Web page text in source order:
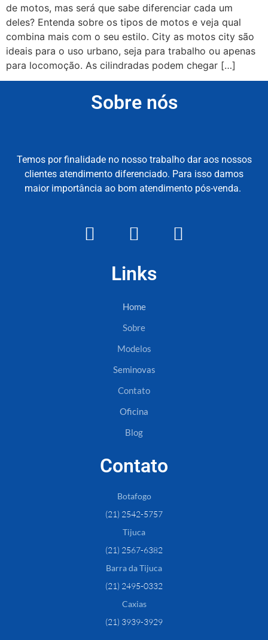
de motos, mas será que sabe diferenciar cada um
deles? Entenda sobre os tipos de motos e veja qual
combina mais com o seu estilo. City as motos city são
ideais para o uso urbano, seja para trabalho ou apenas
para locomoção. As cilindradas podem chegar […]
Sobre nós
Temos por finalidade no nosso trabalho dar aos nossos
clientes atendimento diferenciado. Para isso damos
maior importância ao bom atendimento pós-venda.
Links
Home
Sobre
Modelos
Seminovas
Contato
Oficina
Blog
Contato
Botafogo
(21) 2542-5757
Tijuca
(21) 2567-6382
Barra da Tijuca
(21) 2495-0332
Caxias
(21) 3939-3929